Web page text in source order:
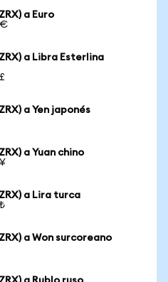
a Euro
€
a Libra Esterlina
a Yen japonés
a Yuan chino
a Lira turca
a Won surcoreano